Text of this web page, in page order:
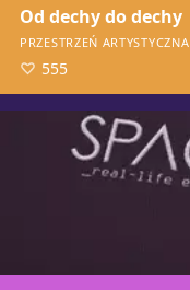
Od dechy do dechy
PRZESTRZEŃ ARTYSTYCZNA
555